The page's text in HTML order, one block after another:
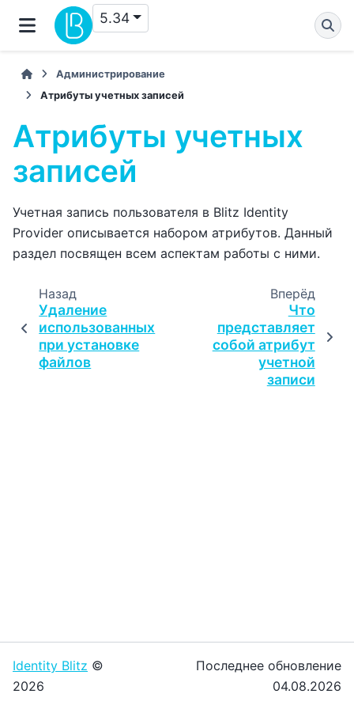
5.34
Администрирование
Атрибуты учетных записей
Атрибуты учетных
записей
Учетная запись пользователя в Blitz Identity
Provider описывается набором атрибутов. Данный
раздел посвящен всем аспектам работы с ними.
Назад
Удаление
использованных
при установке
файлов
Вперёд
Что
представляет
собой атрибут
учетной
записи
Identity Blitz ©
2026
Последнее обновление
04.08.2026